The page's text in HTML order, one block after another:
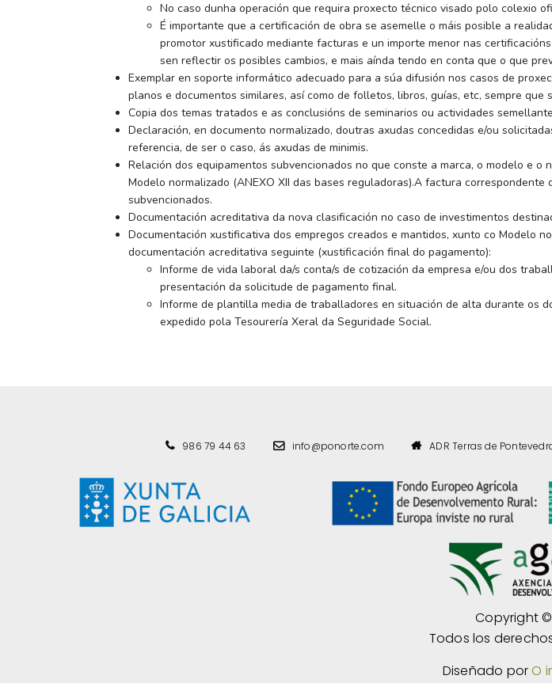
No caso dunha operación que requira proxecto técnico visado polo colexio
É importante que a certificación de obra se asemelle o máis posible a
promotor xustificado mediante facturas e un importe menor nas
sen reflectir os posibles cambios, e mais aínda tendo en conta que o que
Exemplar en soporte informático adecuado para a súa difusión nos casos de
planos e documentos similares, así como de folletos, libros, guías, etc, sempre que
Copia dos temas tratados e as conclusións de seminarios ou actividades
Declaración, en documento normalizado, doutras axudas concedidas e/ou
referencia, de ser o caso, ás axudas de minimis.
Relación dos equipamentos subvencionados no que conste a marca, o modelo e
Modelo normalizado (ANEXO XII das bases reguladoras).A factura
subvencionados.
Documentación acreditativa da nova clasificación no caso de investimentos
Documentación xustificativa dos empregos creados e mantidos, xunto co Modelo
documentación acreditativa seguinte (xustificación final do pagamento):
Informe de vida laboral da/s conta/s de cotización da empresa e/ou dos
presentación da solicitude de pagamento final.
Informe de plantilla media de traballadores en situación de alta durante os
expedido pola Tesourería Xeral da Seguridade Social.
986 79 44 63 info@ponorte.com ADR Terras de
Copyright
Todos los
Diseñado porO